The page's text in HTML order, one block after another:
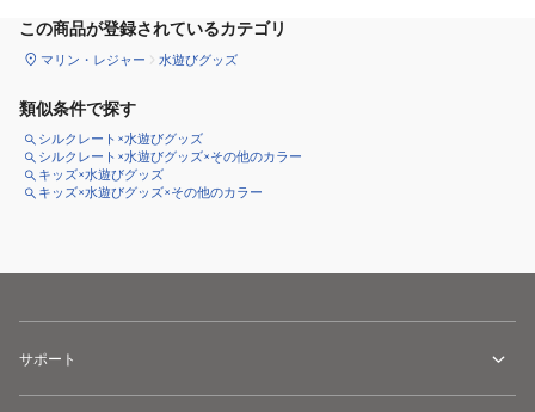
この商品が登録されているカテゴリ
マリン・レジャー 水遊びグッズ
類似条件で探す
シルクレート×水遊びグッズ
シルクレート×水遊びグッズ×その他のカラー
キッズ×水遊びグッズ
キッズ×水遊びグッズ×その他のカラー
サポート